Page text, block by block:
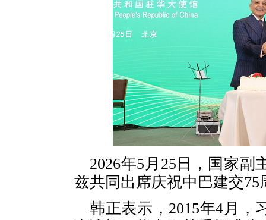
2026年5月25日，国家
兹共同出席庆祝中巴建交
韩正表示，2015年4月，